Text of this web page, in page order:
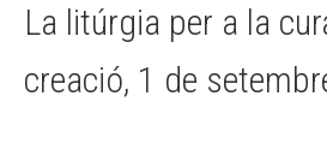
La litúrgia per a la
creació, 1 de